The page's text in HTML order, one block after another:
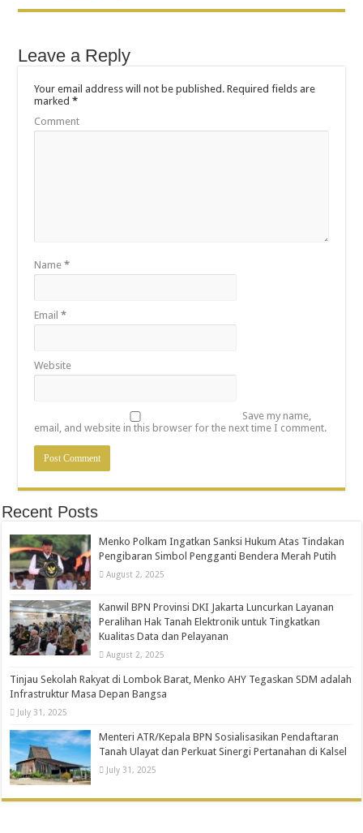
Leave a Reply
Your email address will not be published. Required fields are
marked*
Comment
Name*
Email*
Website
Save my name,
email, and website in this browser for the next time I comment.
Recent Posts
Menko Polkam Ingatkan Sanksi Hukum Atas Tindakan
Pengibaran Simbol Pengganti Bendera Merah Putih
August 2, 2025
Kanwil BPN Provinsi DKI Jakarta Luncurkan Layanan
Peralihan Hak Tanah Elektronik untuk Tingkatkan
Kualitas Data dan Pelayanan
August 2, 2025
Tinjau Sekolah Rakyat di Lombok Barat, Menko AHY Tegaskan SDM adalah
Infrastruktur Masa Depan Bangsa
July 31, 2025
Menteri ATR/Kepala BPN Sosialisasikan Pendaftaran
Tanah Ulayat dan Perkuat Sinergi Pertanahan di Kalsel
July 31, 2025